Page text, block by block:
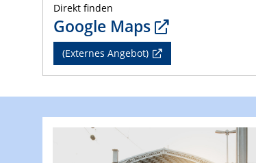
Direkt finden
Google Maps
(Externes Angebot)